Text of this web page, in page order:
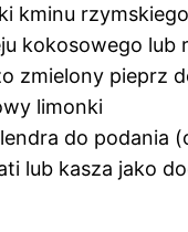
kminu
kokosowego lub
zmielony pieprz
limonki
do podania
lub kasza jako